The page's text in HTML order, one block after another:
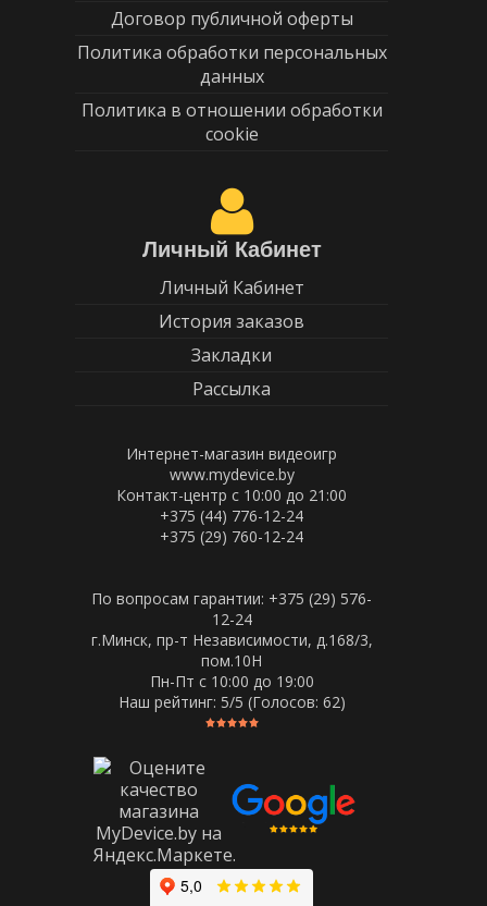
Договор публичной оферты
Политика обработки персональных
данных
Политика в отношении обработки
cookie
Личный Кабинет
Личный Кабинет
История заказов
Закладки
Рассылка
Интернет-магазин видеоигр
www.mydevice.by
Контакт-центр с 10:00 до 21:00
+375 (44) 776-12-24
+375 (29) 760-12-24
По вопросам гарантии: +375 (29) 576-
12-24
г.Минск, пр-т Независимости, д.168/3,
пом.10Н
Пн-Пт c 10:00 до 19:00
Наш рейтинг: 5/5 (Голосов: 62)